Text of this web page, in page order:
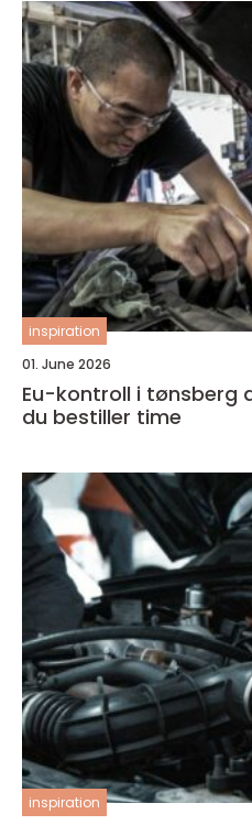
inspiration
01. June 2026
Eu-kontroll i tønsberg dette bør du vite før
du bestiller time
inspiration